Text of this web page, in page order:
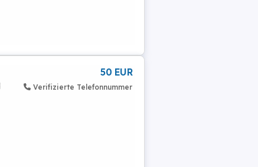
50 EUR
Verifizierte Telefonnummer